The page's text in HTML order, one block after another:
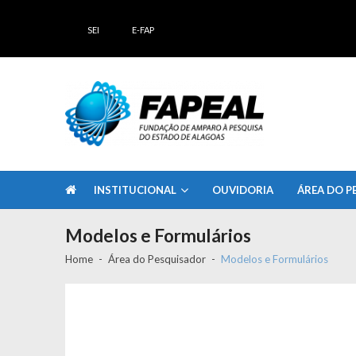
SEI E-FAP
INSTITUCIONAL OUVIDORIA ÁREA DO
Modelos e Formulários
Home Área do Pesquisador Modelos e Formulários